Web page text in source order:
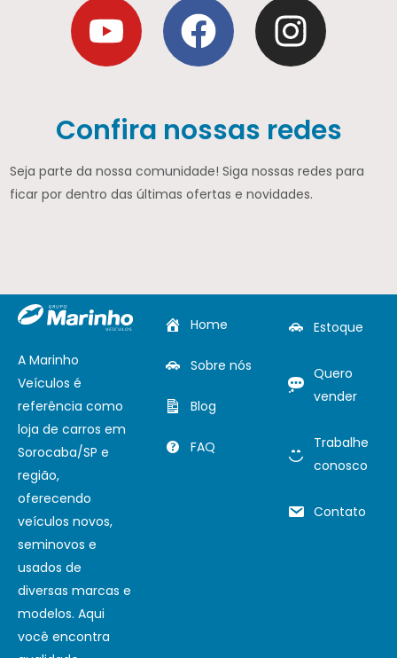
Confira nossas redes
Seja parte da nossa comunidade! Siga nossas redes para
ficar por dentro das últimas ofertas e novidades.
A Marinho
Veículos é
referência como
loja de carros em
Sorocaba/SP e
região,
oferecendo
veículos novos,
seminovos e
usados de
diversas marcas e
modelos. Aqui
você encontra
Home
Sobre nós
Blog
FAQ
Estoque
Quero
vender
Trabalhe
conosco
Contato